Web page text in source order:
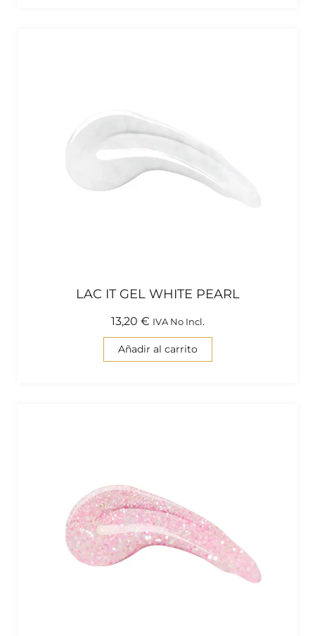
LAC IT GEL WHITE PEARL
13,20 € IVA No Incl.
Añadir al carrito